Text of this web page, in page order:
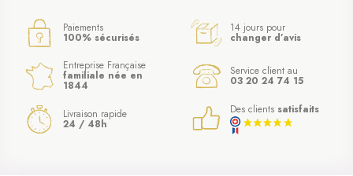
Paiements
100% sécurisés
14 jours pour
changer d’avis
Entreprise Française
familiale née en
1844
Service client au
03 20 24 74 15
Livraison rapide
24 / 48h
Des clients satisfaits